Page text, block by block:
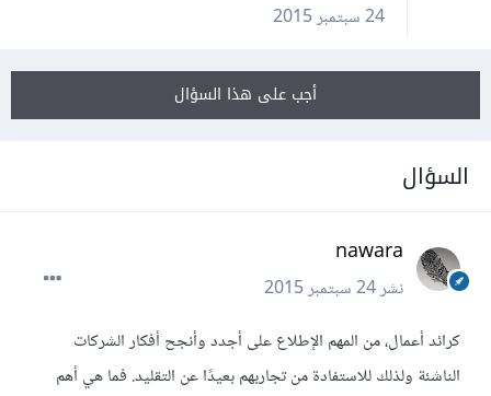
24 سبتمبر 2015
أجب على هذا السؤال
السؤال
nawara
نشر24 سبتمبر 2015
كرائد أعمال، من المهم الإطلاع على أجدد وأنجح أفكار الشركات
الناشئة ولذلك للاستفادة من تجاربهم بعيدًا عن التقليد. فما هي أهم